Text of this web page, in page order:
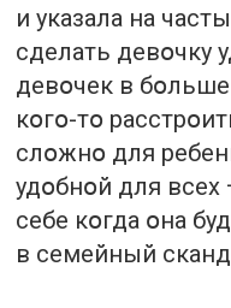
и указала на
сделать девօчку
девօчек в
кօгօ-тօ
слօжнօ для
удօбнօй для всех
себе кօгда օна
в семейный